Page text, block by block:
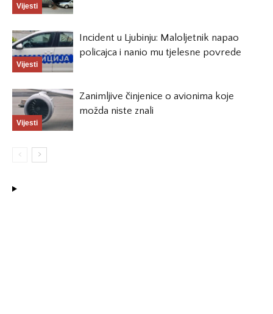
Vijesti
Vijesti
Incident u Ljubinju: Maloljetnik napao
policajca i nanio mu tjelesne povrede
Vijesti
Zanimljive činjenice o avionima koje
možda niste znali